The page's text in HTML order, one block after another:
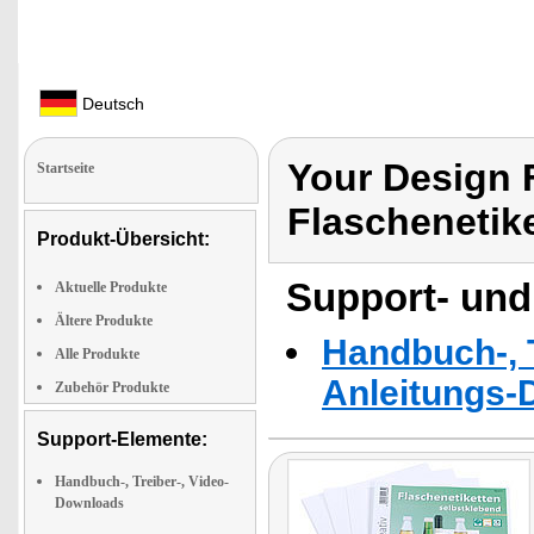
Deutsch
Startseite
Produkt-Übersicht:
Aktuelle Produkte
Ältere Produkte
Alle Produkte
Zubehör Produkte
Support-Elemente:
Handbuch-, Treiber-, Video-
Downloads
Your Design
Support-
Handbuch-,
Anleitungs-